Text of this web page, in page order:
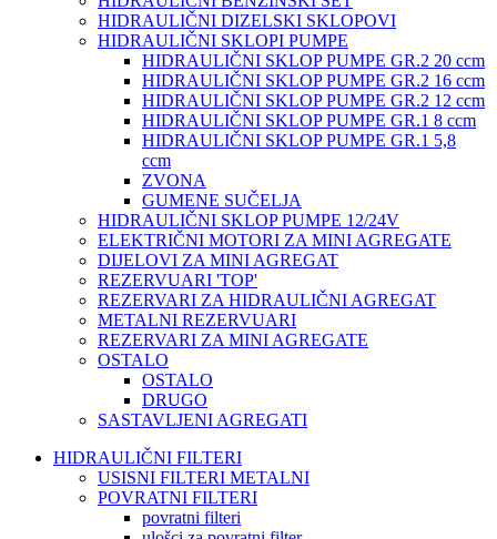
HIDRAULIČNI DIZELSKI SKLOPOVI
HIDRAULIČNI SKLOPI PUMPE
HIDRAULIČNI SKLOP PUMPE GR.2 20 ccm
HIDRAULIČNI SKLOP PUMPE GR.2 16 ccm
HIDRAULIČNI SKLOP PUMPE GR.2 12 ccm
HIDRAULIČNI SKLOP PUMPE GR.1 8 ccm
HIDRAULIČNI SKLOP PUMPE GR.1 5,8
ccm
ZVONA
GUMENE SUČELJA
HIDRAULIČNI SKLOP PUMPE 12/24V
ELEKTRIČNI MOTORI ZA MINI AGREGATE
DIJELOVI ZA MINI AGREGAT
REZERVUARI 'TOP'
REZERVARI ZA HIDRAULIČNI AGREGAT
METALNI REZERVUARI
REZERVARI ZA MINI AGREGATE
OSTALO
OSTALO
DRUGO
SASTAVLJENI AGREGATI
HIDRAULIČNI FILTERI
USISNI FILTERI METALNI
POVRATNI FILTERI
povratni filteri